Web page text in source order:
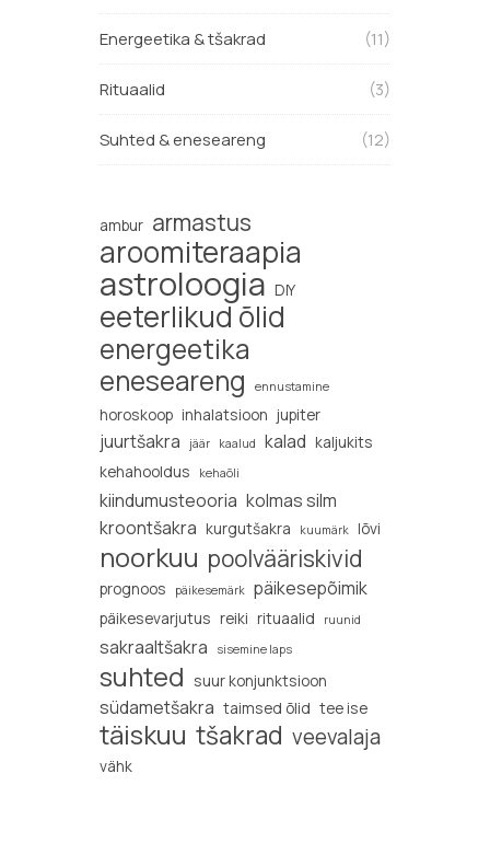
Energeetika & tšakrad (11)
Rituaalid (3)
Suhted & eneseareng (12)
ambur armastus
aroomiteraapia
astroloogia DIY
eeterlikud õlid
energeetika
eneseareng
ennustamine
horoskoop inhalatsioon jupiter
juurtšakra jäär kaalud kalad kaljukits
kehahooldus
kehaõli
kiindumusteooria kolmas silm
kroontšakra kurgutšakra kuumärk lõvi
noorkuu poolvääriskivid
prognoos päikesemärk päikesepõimik
päikesevarjutus reiki rituaalid ruunid
sakraaltšakra sisemine laps
suhted suur konjunktsioon
südametšakra taimsed õlid tee ise
täiskuu tšakrad veevalaja
vähk